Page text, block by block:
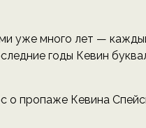
уже много лет —
годы Кевин
о пропаже Кевина